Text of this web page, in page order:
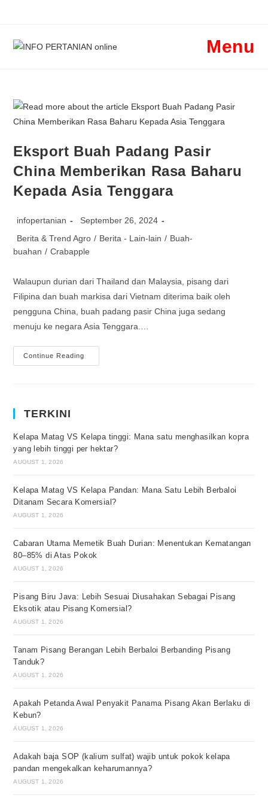
Menu
Eksport Buah Padang Pasir
China Memberikan Rasa Baharu
Kepada Asia Tenggara
infopertanian
September 26, 2024
Berita & Trend Agro / Berita - Lain-lain / Buah-
buahan / Crabapple
Walaupun durian dari Thailand dan Malaysia, pisang dari
Filipina dan buah markisa dari Vietnam diterima baik oleh
pengguna China, buah padang pasir China juga sedang
menuju ke negara Asia Tenggara.…
Continue Reading
TERKINI
Kelapa Matag VS Kelapa tinggi: Mana satu menghasilkan kopra
yang lebih tinggi per hektar?
AUGUST 1, 2026
Kelapa Matag VS Kelapa Pandan: Mana Satu Lebih Berbaloi
Ditanam Secara Komersial?
AUGUST 1, 2026
Cabaran Utama Memetik Buah Durian: Menentukan Kematangan
80–85% di Atas Pokok
AUGUST 1, 2026
Pisang Biru Java: Lebih Sesuai Diusahakan Sebagai Pisang
Eksotik atau Pisang Komersial?
AUGUST 1, 2026
Tanam Pisang Berangan Lebih Berbaloi Berbanding Pisang
Tanduk?
AUGUST 1, 2026
Apakah Petanda Awal Penyakit Panama Pisang Akan Berlaku di
Kebun?
AUGUST 1, 2026
Adakah baja SOP (kalium sulfat) wajib untuk pokok kelapa
pandan mengekalkan keharumannya?
AUGUST 1, 2026